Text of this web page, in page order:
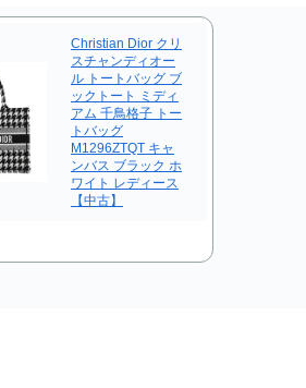
Christian Dior クリ
スチャンディオー
ル トートバッグ ブ
ックトート ミディ
アム 千鳥格子 トー
トバッグ
M1296ZTQT キャ
ンバス ブラック ホ
ワイト レディース
【中古】